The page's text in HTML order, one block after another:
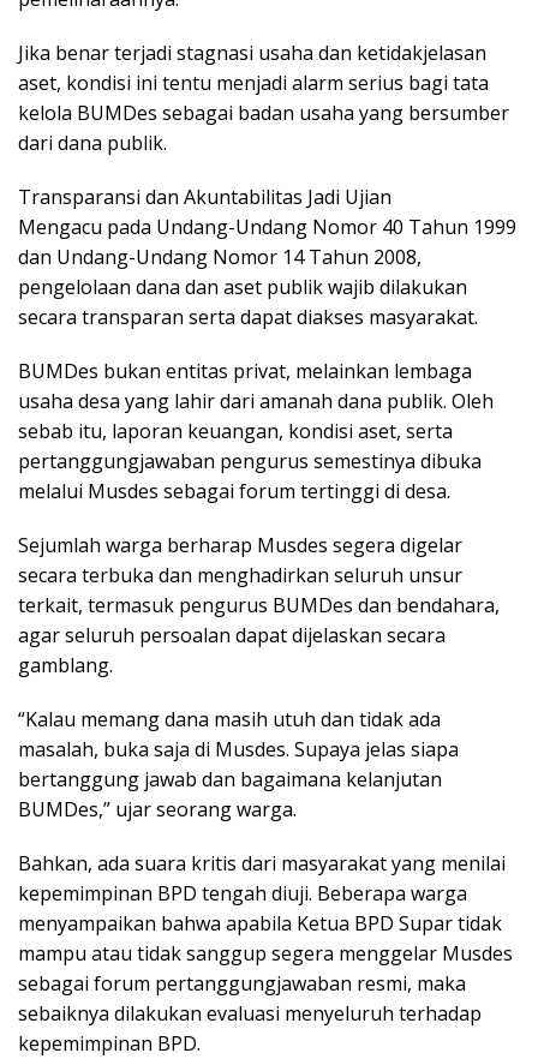
Jika benar terjadi stagnasi usaha dan ketidakjelasan
aset, kondisi ini tentu menjadi alarm serius bagi tata
kelola BUMDes sebagai badan usaha yang bersumber
dari dana publik.
Transparansi dan Akuntabilitas Jadi Ujian
Mengacu pada Undang-Undang Nomor 40 Tahun 1999
dan Undang-Undang Nomor 14 Tahun 2008,
pengelolaan dana dan aset publik wajib dilakukan
secara transparan serta dapat diakses masyarakat.
BUMDes bukan entitas privat, melainkan lembaga
usaha desa yang lahir dari amanah dana publik. Oleh
sebab itu, laporan keuangan, kondisi aset, serta
pertanggungjawaban pengurus semestinya dibuka
melalui Musdes sebagai forum tertinggi di desa.
Sejumlah warga berharap Musdes segera digelar
secara terbuka dan menghadirkan seluruh unsur
terkait, termasuk pengurus BUMDes dan bendahara,
agar seluruh persoalan dapat dijelaskan secara
gamblang.
“Kalau memang dana masih utuh dan tidak ada
masalah, buka saja di Musdes. Supaya jelas siapa
bertanggung jawab dan bagaimana kelanjutan
BUMDes,” ujar seorang warga.
Bahkan, ada suara kritis dari masyarakat yang menilai
kepemimpinan BPD tengah diuji. Beberapa warga
menyampaikan bahwa apabila Ketua BPD Supar tidak
mampu atau tidak sanggup segera menggelar Musdes
sebagai forum pertanggungjawaban resmi, maka
sebaiknya dilakukan evaluasi menyeluruh terhadap
kepemimpinan BPD.